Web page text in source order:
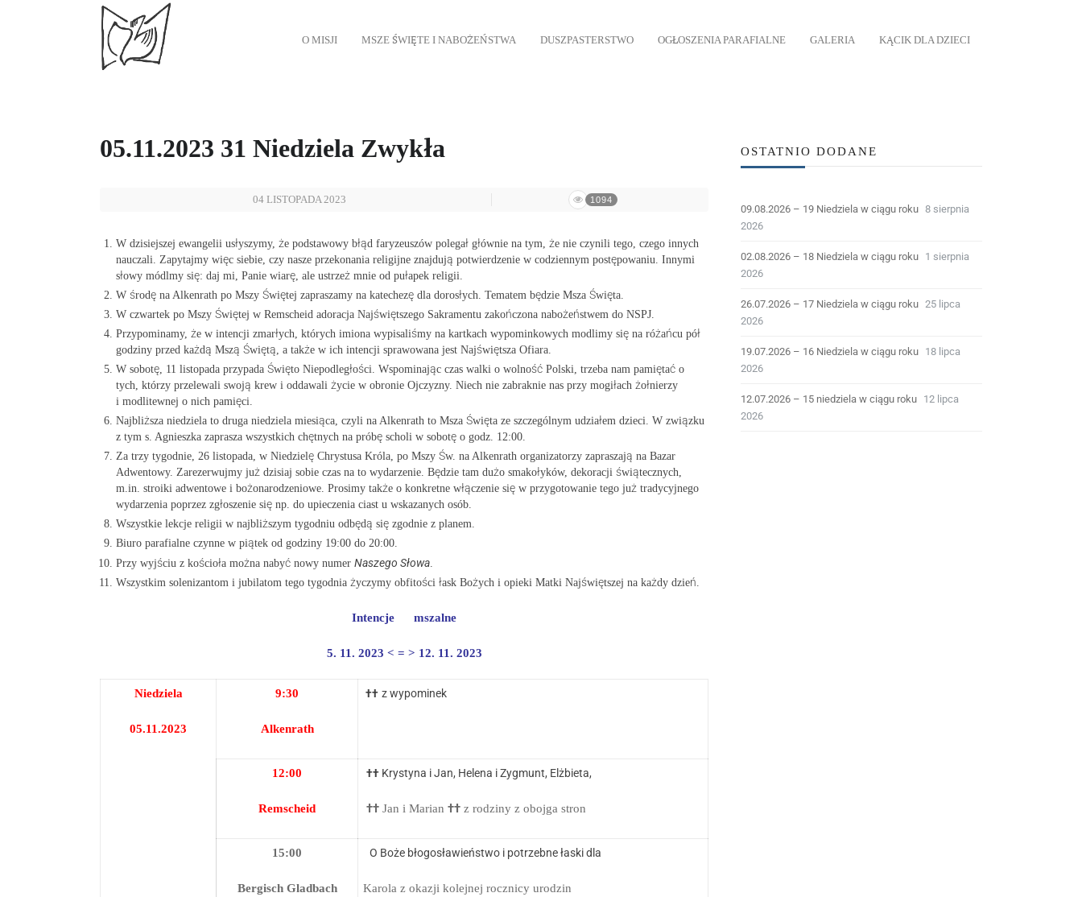
O MISJI MSZE ŚWIĘTE I NABOŻEŃSTWA DUSZPASTERSTWO OGŁOSZENIA PARAFIALNE GALERIA KĄCIK DLA DZIECI
05.11.2023 31 Niedziela Zwykła
04 LISTOPADA 2023 1094
W dzisiejszej ewangelii usłyszymy, że podstawowy błąd faryzeuszów polegał głównie na tym, że nie czynili tego, czego innych
nauczali. Zapytajmy więc siebie, czy nasze przekonania religijne znajdują potwierdzenie w codziennym postępowaniu. Innymi
słowy módlmy się: daj mi, Panie wiarę, ale ustrzeż mnie od pułapek religii.
W środę na Alkenrath po Mszy Świętej zapraszamy na katechezę dla dorosłych. Tematem będzie Msza Święta.
W czwartek po Mszy Świętej w Remscheid adoracja Najświętszego Sakramentu zakończona nabożeństwem do NSPJ.
Przypominamy, że w intencji zmarłych, których imiona wypisaliśmy na kartkach wypominkowych modlimy się na różańcu pół
godziny przed każdą Mszą Świętą, a także w ich intencji sprawowana jest Najświętsza Ofiara.
W sobotę, 11 listopada przypada Święto Niepodległości. Wspominając czas walki o wolność Polski, trzeba nam pamiętać o
tych, którzy przelewali swoją krew i oddawali życie w obronie Ojczyzny. Niech nie zabraknie nas przy mogiłach żołnierzy
i modlitewnej o nich pamięci.
Najbliższa niedziela to druga niedziela miesiąca, czyli na Alkenrath to Msza Święta ze szczególnym udziałem dzieci. W związku
z tym s. Agnieszka zaprasza wszystkich chętnych na próbę scholi w sobotę o godz. 12:00.
Za trzy tygodnie, 26 listopada, w Niedzielę Chrystusa Króla, po Mszy Św. na Alkenrath organizatorzy zapraszają na Bazar
Adwentowy. Zarezerwujmy już dzisiaj sobie czas na to wydarzenie. Będzie tam dużo smakołyków, dekoracji świątecznych,
m.in. stroiki adwentowe i bożonarodzeniowe. Prosimy także o konkretne włączenie się w przygotowanie tego już tradycyjnego
wydarzenia poprzez zgłoszenie się np. do upieczenia ciast u wskazanych osób.
Wszystkie lekcje religii w najbliższym tygodniu odbędą się zgodnie z planem.
Biuro parafialne czynne w piątek od godziny 19:00 do 20:00.
Przy wyjściu z kościoła można nabyć nowy numer Naszego Słowa.
Wszystkim solenizantom i jubilatom tego tygodnia życzymy obfitości łask Bożych i opieki Matki Najświętszej na każdy dzień.
Intencje mszalne
5. 11. 2023 < = > 12. 11. 2023
Niedziela
05.11.2023
9:30
Alkenrath
†† z wypominek
12:00
Remscheid
††Krystyna i Jan, Helena i Zygmunt, Elżbieta,
†† Jan i Marian †† z rodziny z obojga stron
15:00
BergischGladbach
O Boże błogosławieństwo i potrzebne łaski dla
Karola z okazji kolejnej rocznicy urodzin
OSTATNIO DODANE
09.08.2026 – 19 Niedziela w ciągu roku 8 sierpnia
2026
02.08.2026 – 18 Niedziela w ciągu roku 1 sierpnia
2026
26.07.2026 – 17 Niedziela w ciągu roku 25 lipca
2026
19.07.2026 – 16 Niedziela w ciągu roku 18 lipca
2026
12.07.2026 – 15 niedziela w ciągu roku 12 lipca
2026